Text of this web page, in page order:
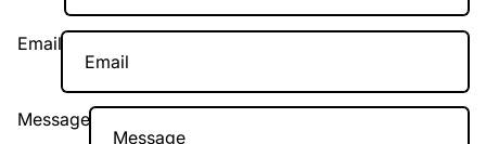
Email
Message